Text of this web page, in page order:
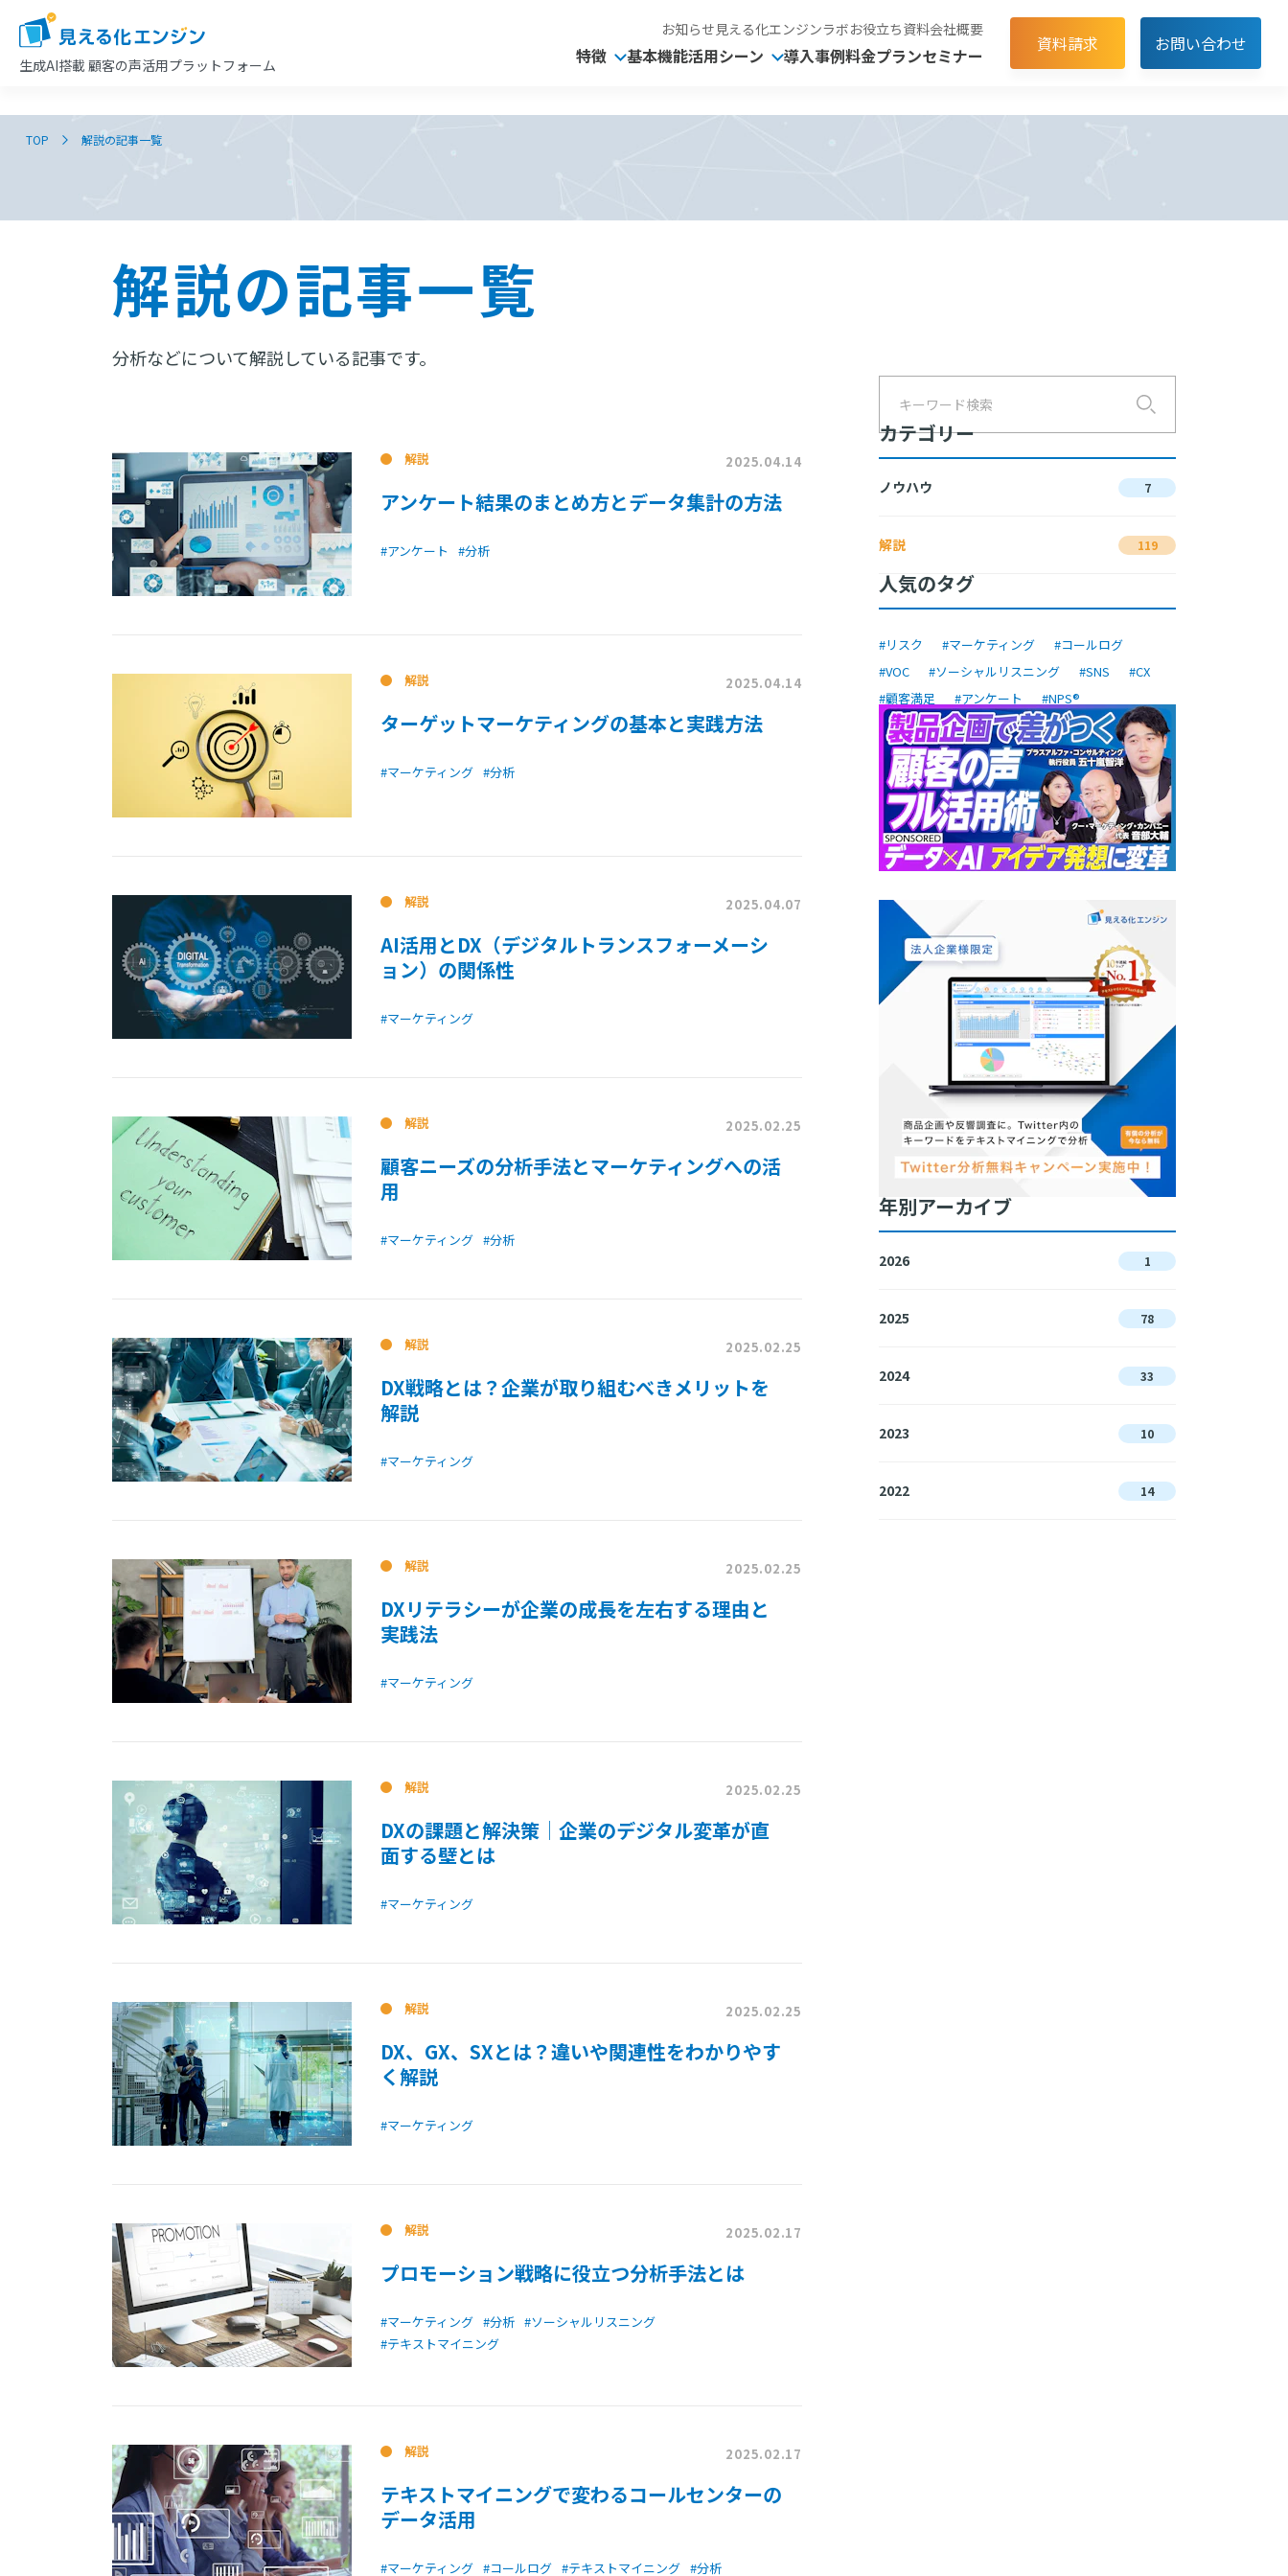
生成AI搭載 顧客の声活用プラットフォーム
お知らせ見える化エンジンラボお役立ち資料会社概要
特徴 基本機能活用シーン 導入事例料金プランセミナー
資料請求 お問い合わせ
TOP 解説の記事一覧
解説の記事一覧
分析などについて解説している記事です。
解説 2025.04.14
アンケート結果のまとめ方とデータ集計の方法
#アンケート #分析
解説 2025.04.14
ターゲットマーケティングの基本と実践方法
#マーケティング #分析
解説 2025.04.07
AI活用とDX（デジタルトランスフォーメーシ
ョン）の関係性
#マーケティング
解説 2025.02.25
顧客ニーズの分析手法とマーケティングへの活
用
#マーケティング #分析
解説 2025.02.25
DX戦略とは？企業が取り組むべきメリットを
解説
#マーケティング
解説 2025.02.25
DXリテラシーが企業の成長を左右する理由と
実践法
#マーケティング
解説 2025.02.25
DXの課題と解決策│企業のデジタル変革が直
面する壁とは
#マーケティング
解説 2025.02.25
DX、GX、SXとは？違いや関連性をわかりやす
く解説
#マーケティング
解説 2025.02.17
プロモーション戦略に役立つ分析手法とは
#マーケティング #分析 #ソーシャルリスニング
#テキストマイニング
解説 2025.02.17
テキストマイニングで変わるコールセンターの
データ活用
#マーケティング #コールログ #テキストマイニング #分析
カテゴリー
ノウハウ 7
解説 119
人気のタグ
#リスク #マーケティング
#コールログ
#VOC
#ソーシャルリスニング #SNS
#CX
#顧客満足
#アンケート #NPS®︎
年別アーカイブ
2026 1
2025 78
2024 33
2023 10
2022 14